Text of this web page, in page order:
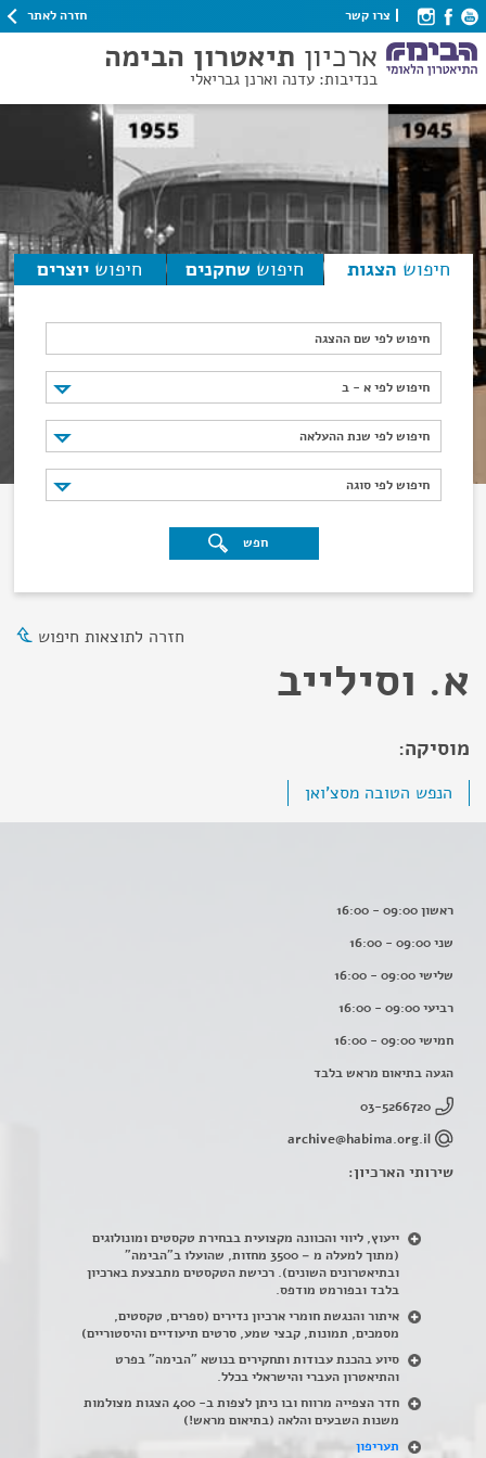
צרו קשר חזרה לאתר
ארכיון תיאטרון הבימה
בנדיבות: עדנה וארנן גבריאלי
חיפוש הצגות חיפוש שחקנים חיפוש יוצרים
חיפוש לפי שם ההצגה
חיפוש לפי א - ב
חיפוש לפי א - ב
חיפוש לפי שנת ההעלאה
חיפוש לפי שנת ההעלאה
חיפוש לפי סוגה
חיפוש לפי סוגה
חפש
חזרה לתוצאות חיפוש
א. וסילייב
מוסיקה:
הנפש הטובה מסצ'ואן
ראשון 09:00 - 16:00
שני 09:00 - 16:00
שלישי 09:00 - 16:00
רביעי 09:00 - 16:00
חמישי 09:00 - 16:00
הגעה בתיאום מראש בלבד
03-5266720
archive@habima.org.il
שירותי הארכיון:
ייעוץ, ליווי והכוונה מקצועית בבחירת טקסטים ומונולוגים
(מתוך למעלה מ – 3500 מחזות, שהועלו ב"הבימה"
ובתיאטרונים השונים). רכישת הטקסטים מתבצעת בארכיון
בלבד ובפורמט מודפס.
איתור והנגשת חומרי ארכיון נדירים (ספרים, טקסטים,
מסמכים, תמונות, קבצי שמע, סרטים תיעודיים והיסטוריים)
סיוע בהכנת עבודות ותחקירים בנושא "הבימה" בפרט
והתיאטרון העברי והישראלי בכלל.
חדר הצפייה מרווח ובו ניתן לצפות ב- 400 הצגות מצולמות
משנות השבעים והלאה (בתיאום מראש!)
תעריפון